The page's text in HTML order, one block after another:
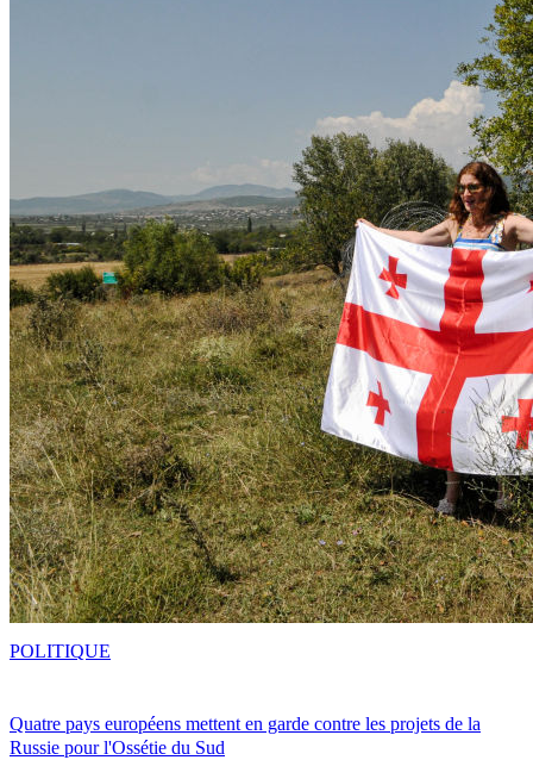
Quatre pays européens mettent en garde contre les projets de la
Russie pour l'Ossétie du Sud
POLITIQUE